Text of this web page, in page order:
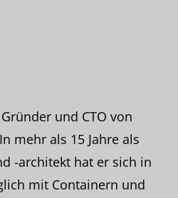
und CTO von
mehr als 15 Jahre als
-architekt hat er sich in
mit Containern und